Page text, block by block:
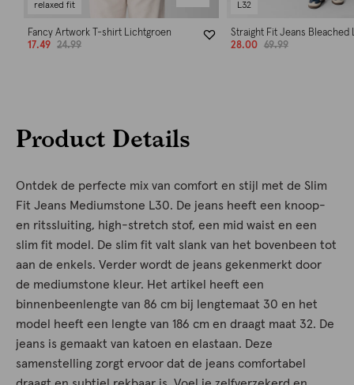
relaxed fit
Fancy Artwork T-shirt Lichtgroen
17.49
24.99
L32
Straight Fit Jeans Bleached
28.00
69.99
Product Details
Ontdek de perfecte mix van comfort en stijl met de Slim
Fit Jeans Mediumstone L30. De jeans heeft een knoop-
en ritssluiting, high-stretch stof, een mid waist en een
slim fit model. De slim fit valt slank van het bovenbeen tot
aan de enkels. Verder wordt de jeans gekenmerkt door
de mediumstone kleur. Het artikel heeft een
binnenbeenlengte van 86 cm bij lengtemaat 30 en het
model heeft een lengte van 186 cm en draagt maat 32. De
jeans is gemaakt van katoen en elastaan. Deze
samenstelling zorgt ervoor dat de jeans comfortabel